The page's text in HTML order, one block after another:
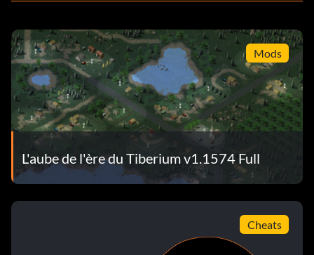
Mods
L'aube de l'ère du Tiberium v1.1574 Full
Cheats